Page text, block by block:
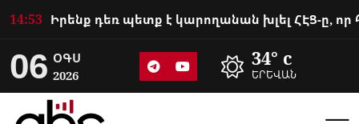
14:53
06 ՕԳՍ
2026
34° c
ԵՐԵՎԱՆ